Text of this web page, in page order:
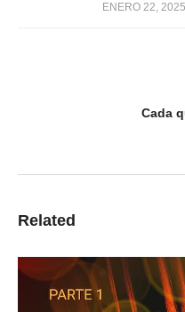
ENERO 22, 2025
Cada
Related